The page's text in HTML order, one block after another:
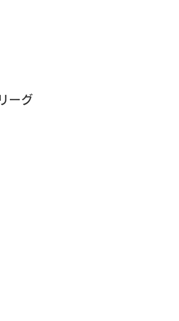
ーグ